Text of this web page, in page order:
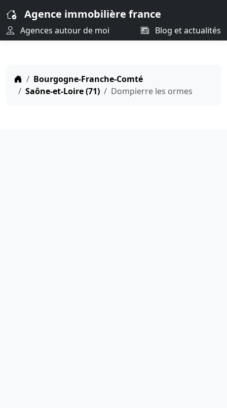
Agence immobilière france
Agences autour de moi Blog et actualités
Bourgogne-Franche-Comté
Saône-et-Loire (71)
Dompierre les ormes